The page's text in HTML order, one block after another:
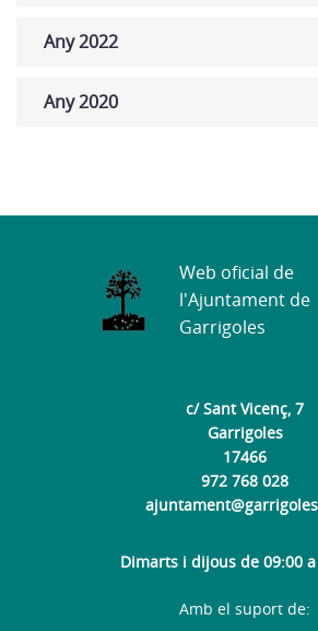
Any 2022
Any 2020
c/ Sant Vicenç, 7
Garrigoles
17466
972 768 028
Dimarts i dijous de 09:00
Web oficial de
l'Ajuntament de
Garrigoles
Amb el suport de: